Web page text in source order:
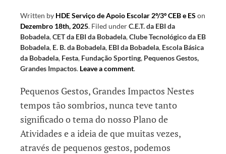
Written by HDE Serviço de Apoio Escolar 2º/3º CEB e ES on
Dezembro 18th, 2025. Filed underC.E.T. da EBI da
Bobadela,CET da EBI da Bobadela,Clube Tecnológico da EB
Bobadela, E. B. da Bobadela, EBI da Bobadela, Escola Básica
da Bobadela, Festa, Fundação Sporting, Pequenos Gestos,
Grandes Impactos. Leave a comment.
Pequenos Gestos, Grandes Impactos Nestes
tempos tão sombrios, nunca teve tanto
significado o tema do nosso Plano de
Atividades e a ideia de que muitas vezes,
através de pequenos gestos, podemos